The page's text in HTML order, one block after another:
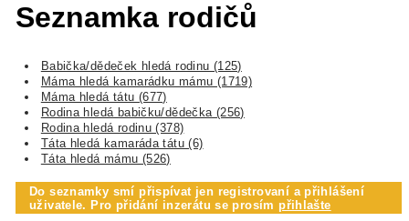
Seznamka rodičů
Babička/dědeček hledá rodinu (125)
Máma hledá kamarádku mámu (1719)
Máma hledá tátu (677)
Rodina hledá babičku/dědečka (256)
Rodina hledá rodinu (378)
Táta hledá kamaráda tátu (6)
Táta hledá mámu (526)
Do seznamky smí přispívat jen registrovaní a přihlášení
uživatele. Pro přidání inzerátu se prosímpřihlašte